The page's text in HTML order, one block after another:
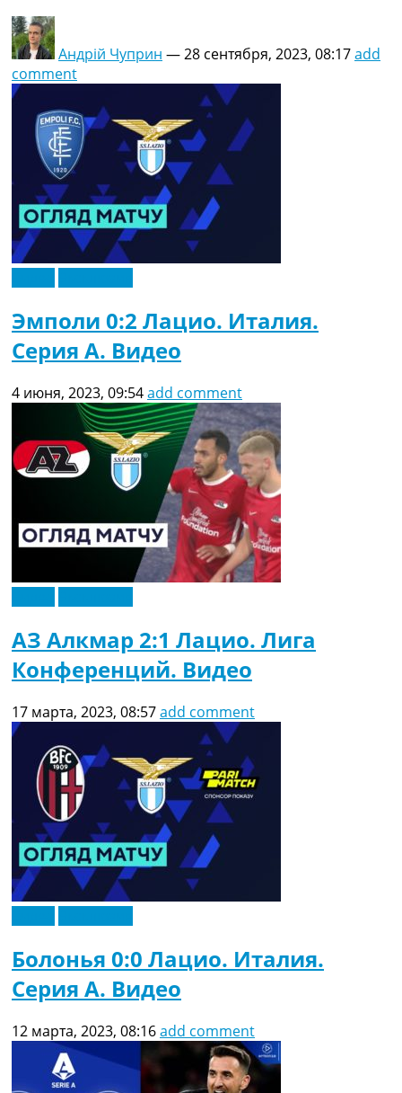
Андрій Чуприн —28 сентября, 2023, 08:17add
comment
Эмполи 0:2 Лацио. Италия.
Серия A. Видео
4 июня, 2023, 09:54add comment
АЗ Алкмар 2:1 Лацио. Лига
Конференций. Видео
17 марта, 2023, 08:57add comment
Болонья 0:0 Лацио. Италия.
Серия A. Видео
12 марта, 2023, 08:16add comment